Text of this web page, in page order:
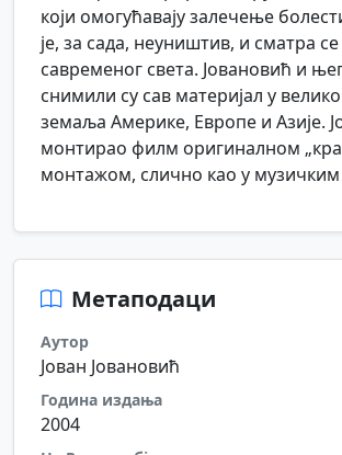
који омогућавају залечење
је, за сада, неуништив, и сматра се
савременог света. Јовановић и
снимили су сав материјал у
земаља Америке, Европе и Азије.
монтирао филм оригиналном
монтажом, слично као у
Метаподаци
Аутор
Јован Јовановић
Година издања
2004